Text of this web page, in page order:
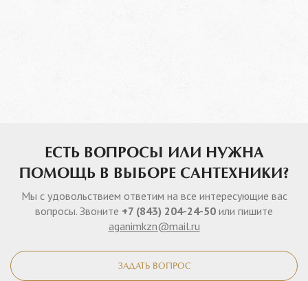
ЕСТЬ ВОПРОСЫ ИЛИ НУЖНА
ПОМОЩЬ В ВЫБОРЕ САНТЕХНИКИ?
Мы с удовольствием ответим на все интересующие вас
вопросы. Звоните +7 (843) 204-24-50 или пишите
aganimkzn@mail.ru
ЗАДАТЬ ВОПРОС